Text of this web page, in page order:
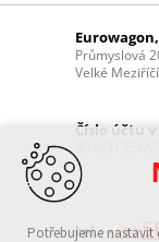
Průmyslová
Velké Meziříčí
Číslo účtu v
tel.: +420
Potřebujeme